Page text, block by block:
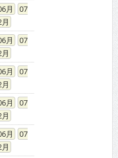
07
07
07
07
07